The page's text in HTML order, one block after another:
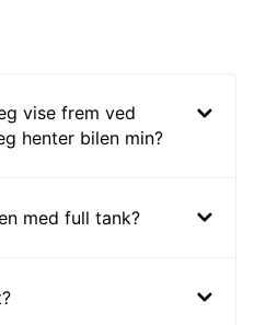
vise frem ved
henter bilen min?
med full tank?